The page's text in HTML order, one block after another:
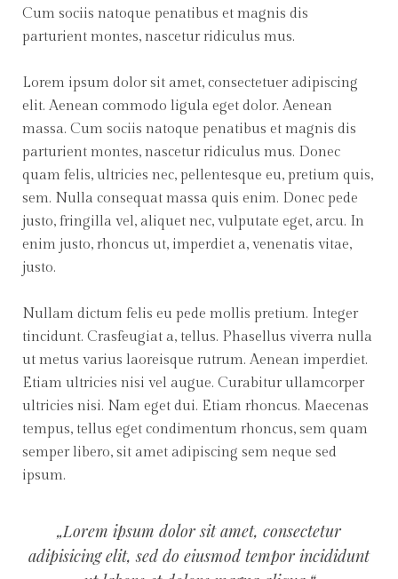
Cum sociis natoque penatibus et magnis dis
parturient montes, nascetur ridiculus mus.
Lorem ipsum dolor sit amet, consectetuer adipiscing
elit. Aenean commodo ligula eget dolor. Aenean
massa. Cum sociis natoque penatibus et magnis dis
parturient montes, nascetur ridiculus mus. Donec
quam felis, ultricies nec, pellentesque eu, pretium quis,
sem. Nulla consequat massa quis enim. Donec pede
justo, fringilla vel, aliquet nec, vulputate eget, arcu. In
enim justo, rhoncus ut, imperdiet a, venenatis vitae,
justo.
Nullam dictum felis eu pede mollis pretium. Integer
tincidunt. Crasfeugiat a, tellus. Phasellus viverra nulla
ut metus varius laoreisque rutrum. Aenean imperdiet.
Etiam ultricies nisi vel augue. Curabitur ullamcorper
ultricies nisi. Nam eget dui. Etiam rhoncus. Maecenas
tempus, tellus eget condimentum rhoncus, sem quam
semper libero, sit amet adipiscing sem neque sed
ipsum.
„Lorem ipsum dolor sit amet, consectetur
adipisicing elit, sed do eiusmod tempor incididunt